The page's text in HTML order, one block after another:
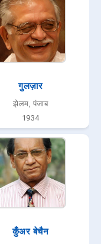
गुलज़ार
झेलम, पंजाब
1934
कुँअर बेचैन